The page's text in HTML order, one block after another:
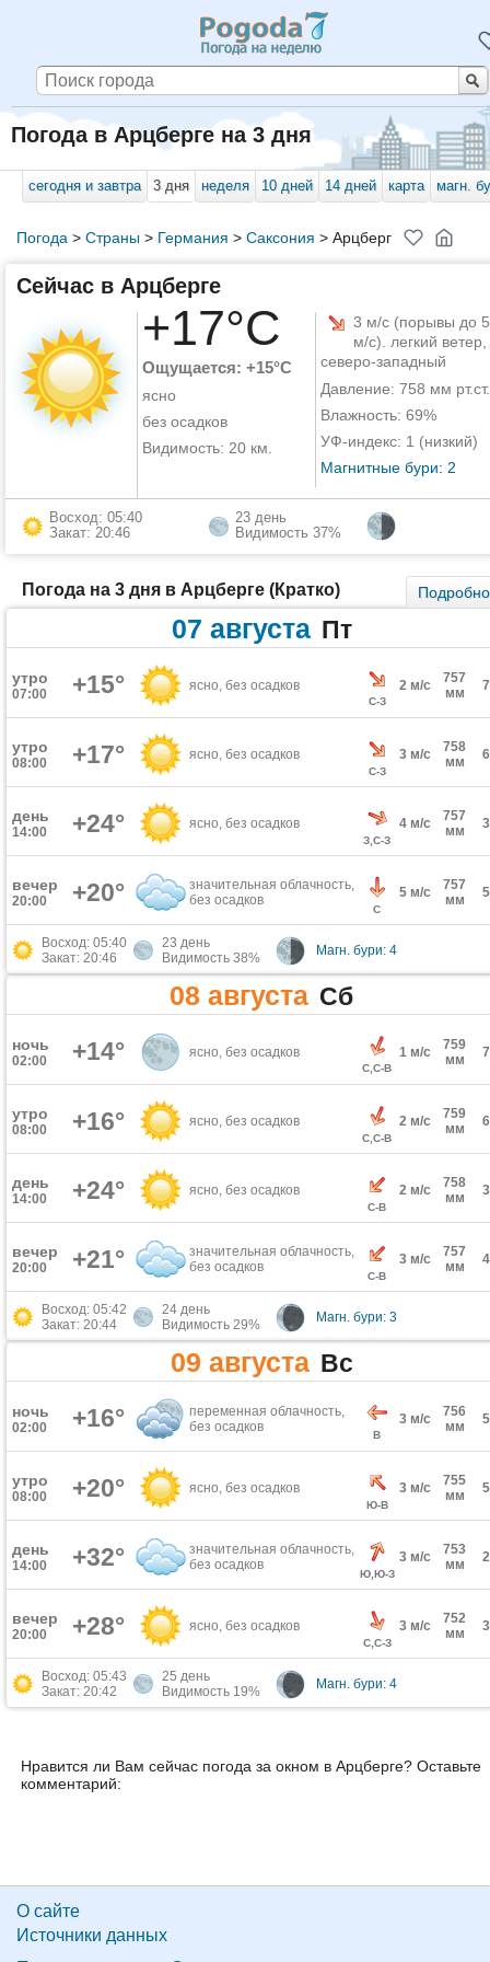
Погода в Арцберге на 3 дня
сегодня и завтра 3 дня неделя 10 дней 14 дней карта магн.
Погода > Страны> Германия > Саксония > Арцберг
Сейчас в Арцберге
+17°C
Ощущается: +15°C
ясно
без осадков
Видимость: 20 км.
3 м/с (порывы до 5
м/с). легкий ветер,
северо-западный
Давление: 758 мм рт.ст.
Влажность: 69%
УФ-индекс: 1 (низкий)
Магнитные бури: 2
Восход: 05:40
Закат: 20:46
23 день
Видимость 37%
Погода на 3 дня в Арцберге (Кратко) Подробно
07 августа Пт
утро
07:00 +15° ясно, без осадков
С-З
2 м/с
757
мм
утро
08:00 +17° ясно, без осадков
С-З
3 м/с
758
мм
день
14:00 +24° ясно, без осадков
З,С-З
4 м/с
757
мм
вечер
20:00 +20°
значительная облачность,
без осадков
С
5 м/с
757
мм
Восход: 05:40
Закат: 20:46
23 день
Видимость 38%
Магн. бури: 4
08 августа Сб
ночь
02:00 +14° ясно, без осадков
С,С-В
1 м/с
759
мм
утро
08:00 +16° ясно, без осадков
С,С-В
2 м/с
759
мм
день
14:00 +24° ясно, без осадков
С-В
2 м/с
758
мм
вечер
20:00 +21°
значительная облачность,
без осадков
С-В
3 м/с
757
мм
Восход: 05:42
Закат: 20:44
24 день
Видимость 29%
Магн. бури: 3
09 августа Вс
ночь
02:00 +16°
переменная облачность,
без осадков
В
3 м/с
756
мм
утро
08:00 +20° ясно, без осадков
Ю-В
3 м/с
755
мм
день
14:00 +32°
значительная облачность,
без осадков
Ю,Ю-З
3 м/с
753
мм
вечер
20:00 +28° ясно, без осадков
С,С-З
3 м/с
752
мм
Восход: 05:43
Закат: 20:42
25 день
Видимость 19%
Магн. бури: 4
Нравится ли Вам сейчас погода за окном в Арцберге? Оставьте
комментарий:
О сайте
Источники данных